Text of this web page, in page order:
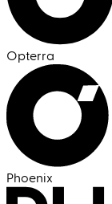
Opterra
Phoenix